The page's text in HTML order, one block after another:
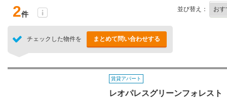
2件
並び替え：
チェックした物件を まとめて問い合わせする
賃貸アパート
レオパレスグリーンフォレスト